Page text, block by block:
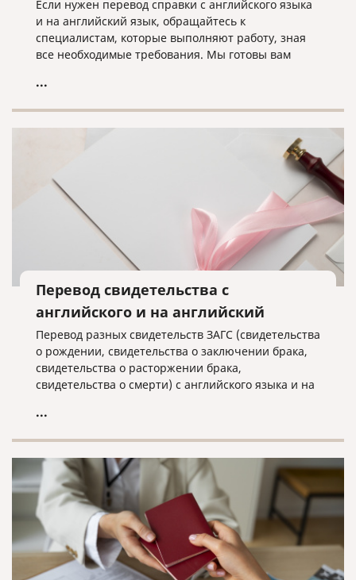
Если нужен перевод справки с английского языка
и на английский язык, обращайтесь к
специалистам, которые выполняют работу, зная
все необходимые требования. Мы готовы вам
...
Перевод свидетельства с
английского и на английский
Перевод разных свидетельств ЗАГС (свидетельства
о рождении, свидетельства о заключении брака,
свидетельства о расторжении брака,
свидетельства о смерти) с английского языка и на
оформления документов для гражданства иного
...